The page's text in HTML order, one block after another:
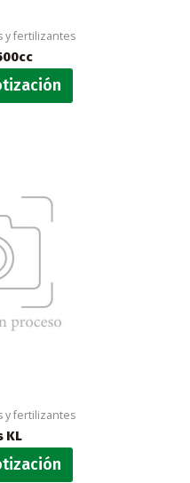
y fertilizantes
y fertilizantes
KL